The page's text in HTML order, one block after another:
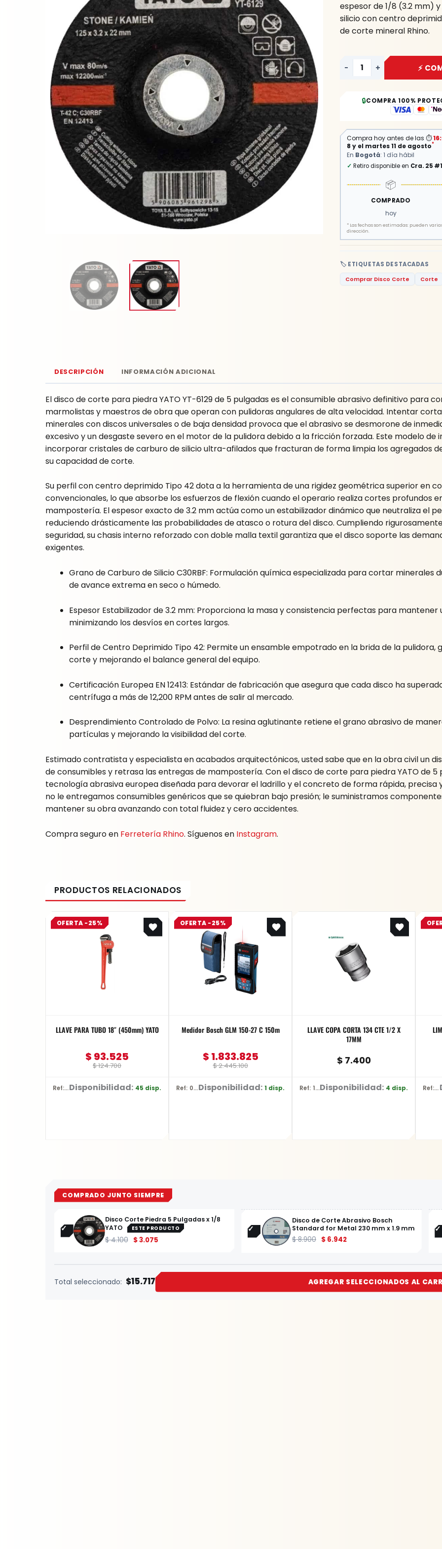
espesor de 1/8 (3.2 mm)
silicio con centro
de corte mineral Rhino.
cantidad
- + ⚡
🏷️ ETIQUETAS DESTACADAS
Comprar Disco Corte
Corte
🔒COMPRA 100%
Compra hoy antes de las ⏱
8 y el martes 11 de agosto*
En Bogotá: 1 día hábil
✓ Retiro disponible en Cra. 25
📦
COMPRADO
hoy
* Las fechas son estimadas: pueden
dirección.
DESCRIPCIÓN INFORMACIÓN ADICIONAL
El disco de corte para piedra YATO YT-6129 de 5 pulgadas es el consumible abrasivo definitivo para
marmolistas y maestros de obra que operan con pulidoras angulares de alta velocidad. Intentar
minerales con discos universales o de baja densidad provoca que el abrasivo se desmorone de
excesivo y un desgaste severo en el motor de la pulidora debido a la fricción forzada. Este modelo
incorporar cristales de carburo de silicio ultra-afilados que fracturan de forma limpia los agregados
su capacidad de corte.
Su perfil con centro deprimido Tipo 42 dota a la herramienta de una rigidez geométrica superior en
convencionales, lo que absorbe los esfuerzos de flexión cuando el operario realiza cortes profundos
mampostería. El espesor exacto de 3.2 mm actúa como un estabilizador dinámico que neutraliza el
reduciendo drásticamente las probabilidades de atasco o rotura del disco. Cumpliendo
seguridad, su chasis interno reforzado con doble malla textil garantiza que el disco soporte las
exigentes.
Grano de Carburo de Silicio C30RBF: Formulación química especializada para cortar minerales
de avance extrema en seco o húmedo.
Espesor Estabilizador de 3.2 mm: Proporciona la masa y consistencia perfectas para
minimizando los desvíos en cortes largos.
Perfil de Centro Deprimido Tipo 42: Permite un ensamble empotrado en la brida de la
corte y mejorando el balance general del equipo.
Certificación Europea EN 12413: Estándar de fabricación que asegura que cada disco ha
centrífuga a más de 12,200 RPM antes de salir al mercado.
Desprendimiento Controlado de Polvo: La resina aglutinante retiene el grano abrasivo de
partículas y mejorando la visibilidad del corte.
Estimado contratista y especialista en acabados arquitectónicos, usted sabe que en la obra civil un
de consumibles y retrasa las entregas de mampostería. Con el disco de corte para piedra YATO de 5
tecnología abrasiva europea diseñada para devorar el ladrillo y el concreto de forma rápida, precisa
no le entregamos consumibles genéricos que se quiebran bajo presión; le suministramos
mantener su obra avanzando con total fluidez y cero accidentes.
Compra seguro en Ferretería Rhino. Síguenos en Instagram.
OFERTA -25%
LLAVE PARA TUBO 18″ (450mm) YATO
$124.700
Original
price
was:
$ 124.700.
$ 93.525
Current
price
is:
$ 93.525.
Ref: YT-2491Disponibilidad: 45 disp.
OFERTA -25%
Medidor Bosch GLM 150-27 C 150m
$2.445.100
Original
price
$ 2.445.100.
$ 1.833.825
Current
price
$ 1.833.825.
Ref: 0601.072.Z00-000Disponibilidad: 1 disp.
LLAVE COPA CORTA 134 CTE 1/2 X
17MM
$ 7.400
Ref: 13308Disponibilidad: 4 disp. Ref: YT-62229
COMPRADO JUNTO SIEMPRE
Disco Corte Piedra 5 Pulgadas x 1/8
YATO
ESTE PRODUCTO
$4.100 $3.075
Disco de Corte Abrasivo Bosch
Standard for Metal 230 mm x 1.9 mm
$8.900 $6.942
Total seleccionado: $15.717 AGREGAR SELECCIONADOS AL